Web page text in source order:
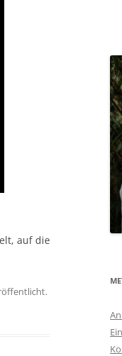
auf die